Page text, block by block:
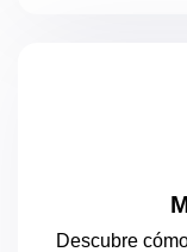
Descubre